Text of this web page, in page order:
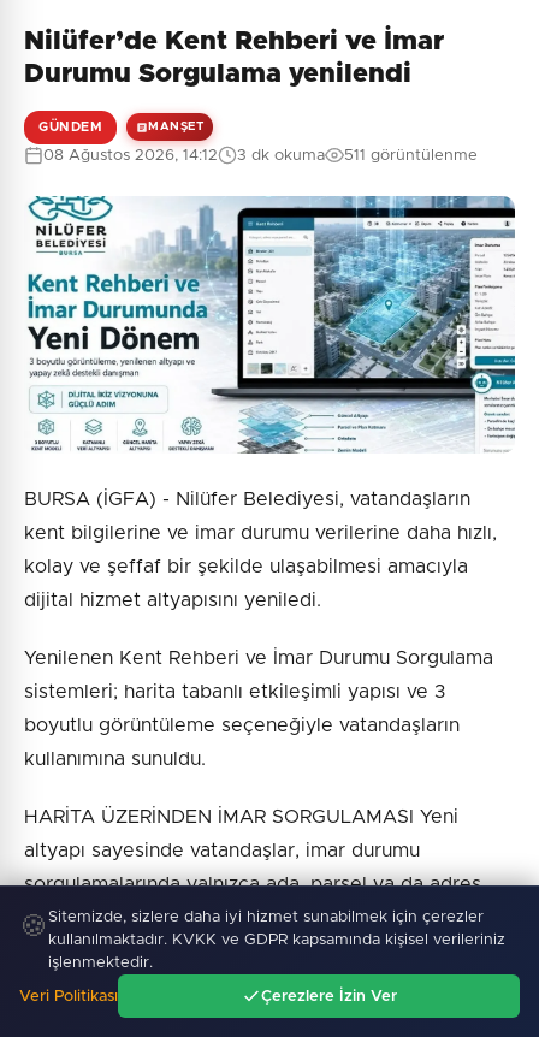
Nilüfer’de Kent Rehberi ve İmar
Durumu Sorgulama yenilendi
GÜNDEM MANŞET
08 Ağustos 2026, 14:12 3 dk okuma 511 görüntülenme
BURSA (İGFA) - Nilüfer Belediyesi, vatandaşların
kent bilgilerine ve imar durumu verilerine daha hızlı,
kolay ve şeffaf bir şekilde ulaşabilmesi amacıyla
dijital hizmet altyapısını yeniledi.
Yenilenen Kent Rehberi ve İmar Durumu Sorgulama
sistemleri; harita tabanlı etkileşimli yapısı ve 3
boyutlu görüntüleme seçeneğiyle vatandaşların
kullanımına sunuldu.
HARİTA ÜZERİNDEN İMAR SORGULAMASI Yeni
altyapı sayesinde vatandaşlar, imar durumu
sorgulamalarında yalnızca ada, parsel ya da adres
bilgisi girip karmaşık teknik tablolarla karşılaşmıyor.
Sorgulanan parsel, harita üzerinden tüm çevre
unsurlarıyla birlikte etkileşimli olarak
görüntülenebiliyor.
🍪 Sitemizde, sizlere daha iyi hizmet sunabilmek için çerezler
kullanılmaktadır. KVKK ve GDPR kapsamında kişisel verileriniz
işlenmektedir.
Veri Politikası Çerezlere İzin Ver
Gündem Ara Menü